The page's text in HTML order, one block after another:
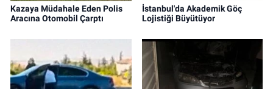
Kazaya Müdahale Eden Polis
Aracına Otomobil Çarptı
İstanbul'da Akademik Göç
Lojistiği Büyütüyor